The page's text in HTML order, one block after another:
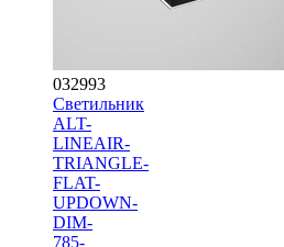
032993
Светильник
ALT-
LINEAIR-
TRIANGLE-
FLAT-
UPDOWN-
DIM-
785-